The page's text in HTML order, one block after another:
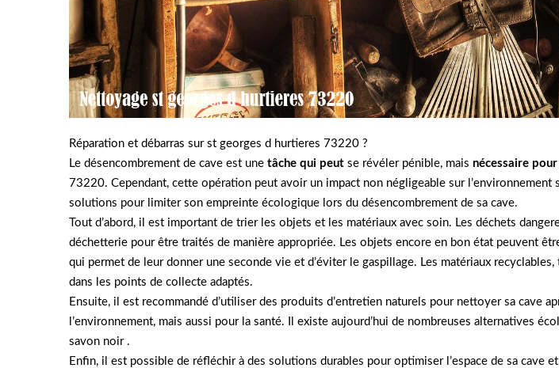
Réparation et débarras sur st georges d hurtieres 73220 ?
Le désencombrement de cave est une tâche qui peut se révéler pénible, mais nécessaire
73220. Cependant, cette opération peut avoir un impact non négligeable sur
solutions pour limiter son empreinte écologique lors du désencombrement de sa cave.
Tout d’abord, il est important de trier les objets et les matériaux avec soin. Les déchets
déchetterie pour être traités de manière appropriée. Les objets encore en bon état peuvent
qui permet de leur donner une seconde vie et d’éviter le gaspillage. Les matériaux
dans les points de collecte adaptés.
Ensuite, il est recommandé d’utiliser des produits d’entretien naturels pour nettoyer sa cave
l’environnement, mais aussi pour la santé. Il existe aujourd’hui de nombreuses alternatives
savon noir .
Enfin, il est possible de réfléchir à des solutions durables pour optimiser l’espace de sa